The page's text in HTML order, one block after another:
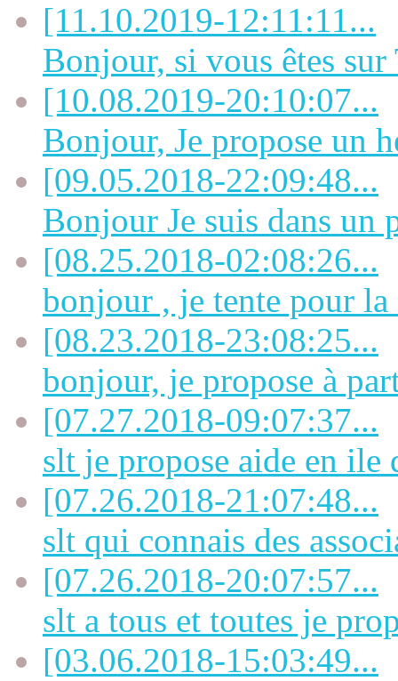
[11.10.2019-12:11:11...
Bonjour, si vous êtes sur
[10.08.2019-20:10:07...
Bonjour, Je propose un
[09.05.2018-22:09:48...
Bonjour Je suis dans un
[08.25.2018-02:08:26...
bonjour , je tente pour la
[08.23.2018-23:08:25...
bonjour, je propose à
[07.27.2018-09:07:37...
slt je propose aide en ile
[07.26.2018-21:07:48...
slt qui connais des
[07.26.2018-20:07:57...
slt a tous et toutes je
[03.06.2018-15:03:49...